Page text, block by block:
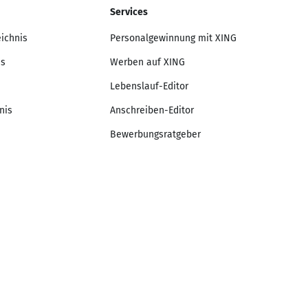
Services
Personalgewinnung mit XING
Werben auf XING
Lebenslauf-Editor
Anschreiben-Editor
Bewerbungsratgeber